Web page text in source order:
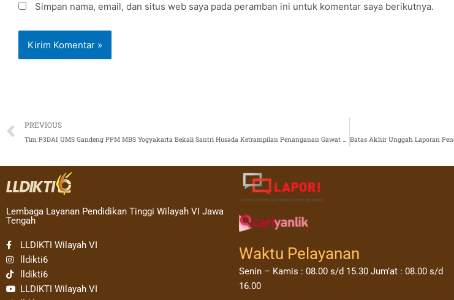
Simpan nama, email, dan situs web saya pada peramban ini untuk komentar saya berikutnya.
Prev
PREVIOUS
Lembaga Layanan Pendidikan Tinggi Wilayah VI Jawa
Tengah
LLDIKTI Wilayah VI
lldikti6
lldikti6
LLDIKTI Wilayah VI
Waktu Pelayanan
Senin – Kamis : 08.00 s/d 15.30 Jum’at : 08.00 s/d
16.00